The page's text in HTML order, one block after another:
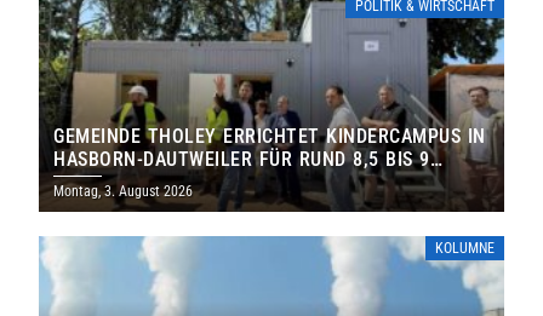
POLITIK & WIRTSCHAFT
GEMEINDE THOLEY ERRICHTET KINDERCAMPUS IN
HASBORN-DAUTWEILER FÜR RUND 8,5 BIS 9
MILLIONEN EURO
Montag, 3. August 2026
KOLUMNE